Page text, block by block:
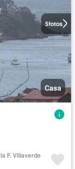
5fotos
Casa
F. Villaverde